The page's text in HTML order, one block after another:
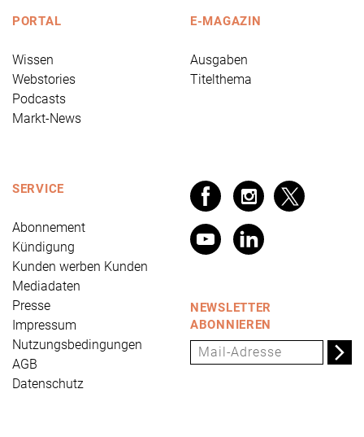
PORTAL
Wissen
Webstories
Podcasts
Markt-News
E-MAGAZIN
Ausgaben
Titelthema
SERVICE
Abonnement
Kündigung
Kunden werben Kunden
Mediadaten
Presse
Impressum
Nutzungsbedingungen
AGB
Datenschutz
NEWSLETTER
ABONNIEREN